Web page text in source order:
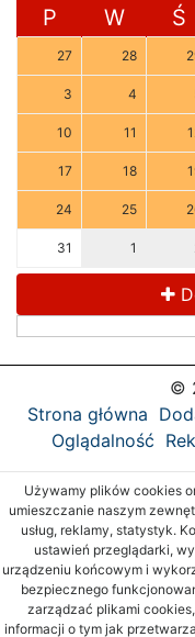
P W Ś
27 28
3 4
10 11
17 18
24 25
31 1
©
Strona główna
Oglądalność
Używamy plików cookies
umieszczanie naszym
usług, reklamy, statystyk.
ustawień przeglądarki,
urządzeniu końcowym i
bezpiecznego
zarządzać plikami
informacji o tym jak